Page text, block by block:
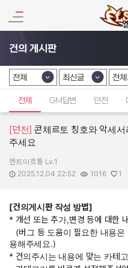
건의 게시판
카테고리 선택
전체
카테고리 선택
최신글
카테
전
전체 GM답변 던전
[던전] 콘체르토 칭호와 악세
주세요
작성자:
엔트마흐퉁 Lv.1
작성일:
2025.12.04 22:52
조회수:
1016
추천수:
1
[건의게시판 작성 방법]
* 개선 또는 추가,변경 등에 대한
(버그 등 도움이 필요한 내용은
용해주세요.)
* 건의주시는 내용에 맞는 카테